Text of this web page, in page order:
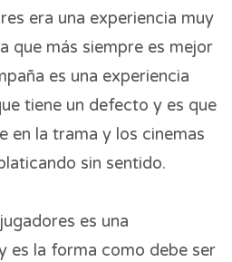
era una experiencia muy
que más siempre es mejor
es una experiencia
tiene un defecto y es que
en la trama y los cinemas
sin sentido.
es una
es la forma como debe ser